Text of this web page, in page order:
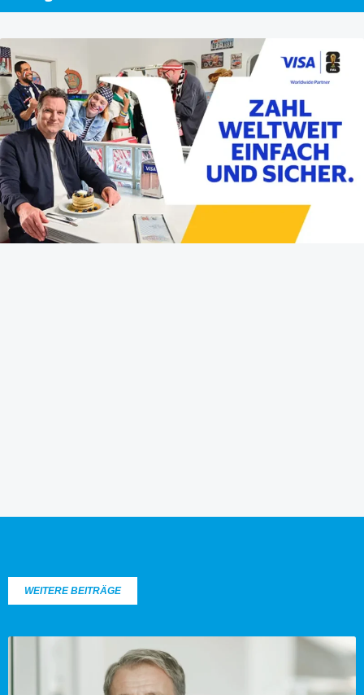
WEITERE BEITRÄGE